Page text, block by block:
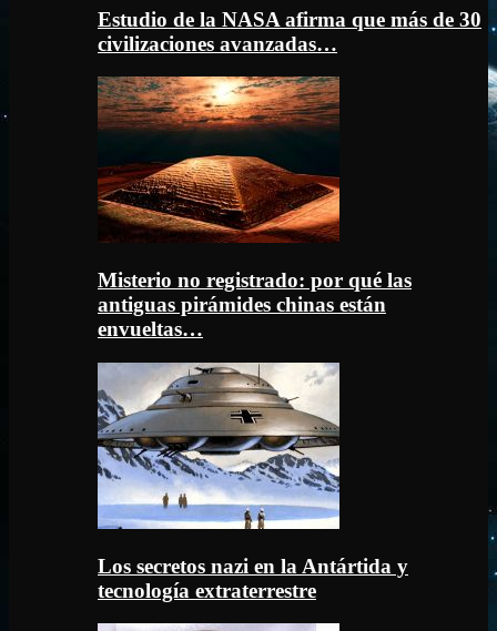
Estudio de la NASA afirma que más de 30
civilizaciones avanzadas…
Misterio no registrado: por qué las
antiguas pirámides chinas están
envueltas…
Los secretos nazi en la Antártida y
tecnología extraterrestre